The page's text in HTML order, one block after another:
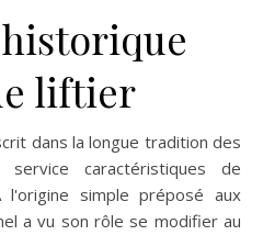
liftier
dans la longue tradition des
caractéristiques de
simple préposé aux
a vu son rôle se modifier au